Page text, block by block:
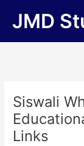
JMD
Siswali
Links